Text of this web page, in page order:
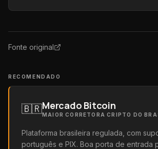
Fonte original
RECOMENDADO
🇧🇷Mercado Bitcoin
MAIOR CORRETORA CRIPTO DO
Plataforma brasileira regulada, com
português e PIX. Boa porta de entrada